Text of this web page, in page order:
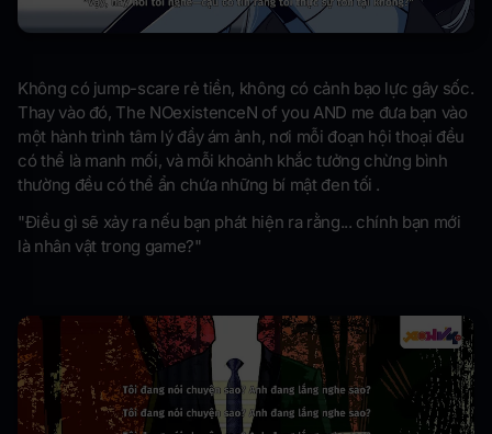
Không có jump-scare rẻ tiền, không có cảnh bạo lực gây sốc.
Thay vào đó, The NOexistenceN of you AND me đưa bạn vào
một hành trình tâm lý đầy ám ảnh, nơi mỗi đoạn hội thoại đều
có thể là manh mối, và mỗi khoảnh khắc tưởng chừng bình
thường đều có thể ẩn chứa những bí mật đen tối .
"Điều gì sẽ xảy ra nếu bạn phát hiện ra rằng... chính bạn mới
là nhân vật trong game?"